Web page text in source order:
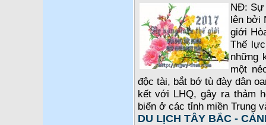
NĐ: Sự
lên bởi
giới
Thế
những
một
độc tài, bắt bớ tù đày dân
kết với LHQ, gây ra thảm
biển ở các tỉnh miền Trung
DU LỊCH TÂY BẮC -